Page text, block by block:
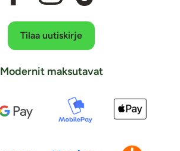
Tilaa uutiskirje
Modernit maksutavat